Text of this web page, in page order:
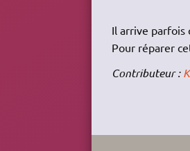
Il arrive parfois
Pour réparer
Contributeur :